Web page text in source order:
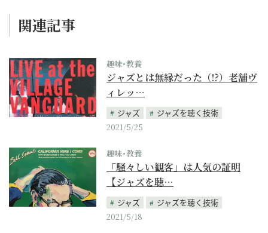
関連記事
趣味･教養
ジャズとは無縁だった（!?）老舗ヴ
ィレッ…
ジャズ
ジャズを聴く技術
2021/5/25
趣味･教養
「騒々しい観客」は人気の証明
【ジャズを聴…
ジャズ
ジャズを聴く技術
2021/5/18